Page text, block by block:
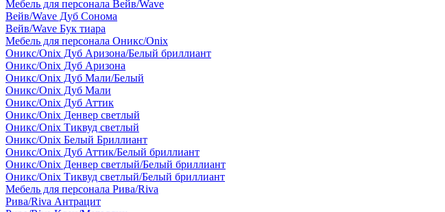
Мебель для персонала Вейв/Wave
Вейв/Wave Дуб Сонома
Вейв/Wave Бук тиара
Мебель для персонала Оникс/Onix
Оникс/Onix Дуб Аризона/Белый бриллиант
Оникс/Onix Дуб Аризона
Оникс/Onix Дуб Мали/Белый
Оникс/Onix Дуб Мали
Оникс/Onix Дуб Аттик
Оникс/Onix Денвер светлый
Оникс/Onix Тиквуд светлый
Оникс/Onix Белый Бриллиант
Оникс/Onix Дуб Аттик/Белый бриллиант
Оникс/Onix Денвер светлый/Белый бриллиант
Оникс/Onix Тиквуд светлый/Белый бриллиант
Мебель для персонала Рива/Riva
Рива/Riva Антрацит